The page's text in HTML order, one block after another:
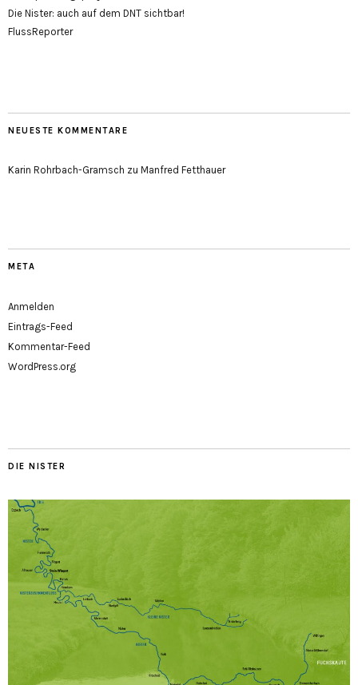
Die Nister: auch auf dem DNT sichtbar!
FlussReporter
NEUESTE KOMMENTARE
Karin Rohrbach-Gramsch zu Manfred Fetthauer
META
Anmelden
Eintrags-Feed
Kommentar-Feed
WordPress.org
DIE NISTER